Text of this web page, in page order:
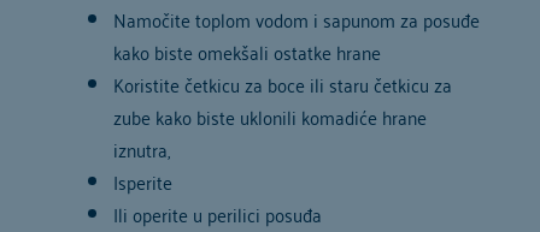
Namočite toplom vodom i sapunom za posuđe
kako biste omekšali ostatke hrane
Koristite četkicu za boce ili staru četkicu za
zube kako biste uklonili komadiće hrane
iznutra,
Isperite
Ili operite u perilici posuđa